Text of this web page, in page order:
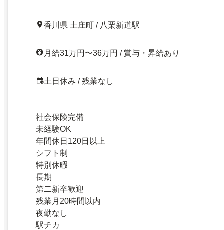
香川県 土庄町 / 八栗新道駅
月給31万円〜36万円 / 賞与・昇給あり
土日休み / 残業なし
社会保険完備
未経験OK
年間休日120日以上
シフト制
特別休暇
長期
第二新卒歓迎
残業月20時間以内
夜勤なし
駅チカ